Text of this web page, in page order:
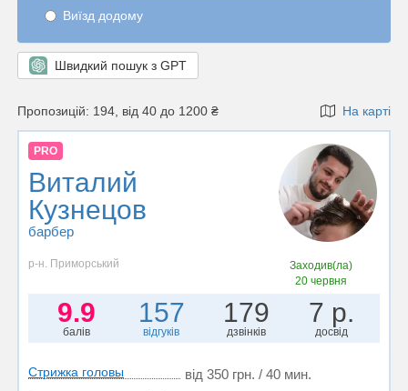
Виїзд додому
Швидкий пошук з GPT
Пропозицій: 194, від 40 до 1200 ₴ На карті
PRO
Виталий
Кузнецов
барбер
р-н. Приморський
Заходив(ла)
20 червня
9.9
балів
157
відгуків
179
дзвінків
7 р.
досвід
Стрижка головы
від 350 грн. / 40 мин.